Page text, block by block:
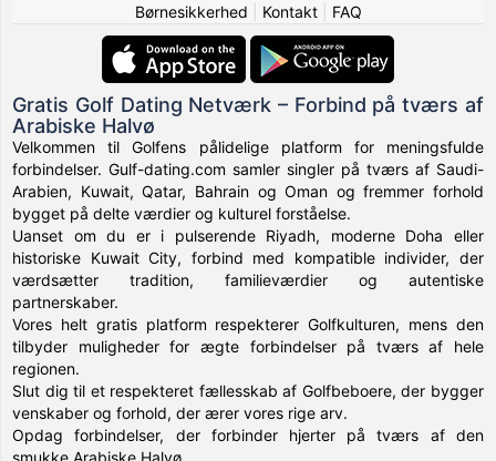
Børnesikkerhed
Kontakt| FAQ
Gratis Golf Dating Netværk – Forbind på tværs af
Arabiske Halvø
Velkommen til Golfens pålidelige platform for meningsfulde
forbindelser. Gulf-dating.com samler singler på tværs af Saudi-
Arabien, Kuwait, Qatar, Bahrain og Oman og fremmer forhold
bygget på delte værdier og kulturel forståelse.
Uanset om du er i pulserende Riyadh, moderne Doha eller
historiske Kuwait City, forbind med kompatible individer, der
værdsætter tradition, familieværdier og autentiske
partnerskaber.
Vores helt gratis platform respekterer Golfkulturen, mens den
tilbyder muligheder for ægte forbindelser på tværs af hele
regionen.
Slut dig til et respekteret fællesskab af Golfbeboere, der bygger
venskaber og forhold, der ærer vores rige arv.
Opdag forbindelser, der forbinder hjerter på tværs af den
smukke Arabiske Halvø.